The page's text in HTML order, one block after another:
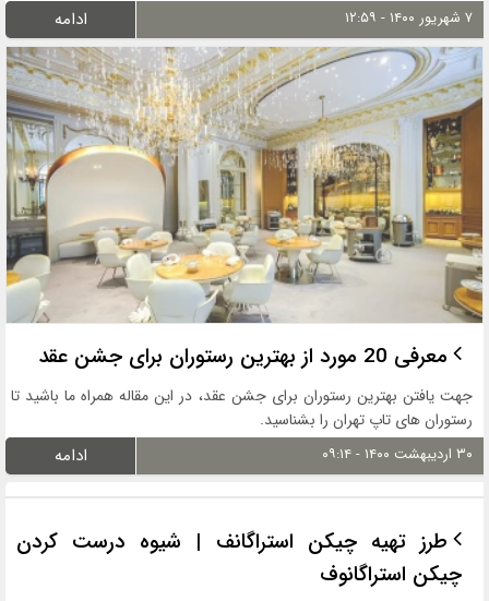
۷ شهریور ۱۴۰۰ - ۱۲:۵۹ ادامه
معرفی 20 مورد از بهترین رستوران برای جشن عقد
جهت یافتن بهترین رستوران برای جشن عقد، در این مقاله همراه ما باشید تا
رستوران های تاپ تهران را بشناسید.
۳۰ اردیبهشت ۱۴۰۰ - ۰۹:۱۴ ادامه
طرز تهیه چیكن استراگانف | شیوه درست کردن
چیکن استراگانوف